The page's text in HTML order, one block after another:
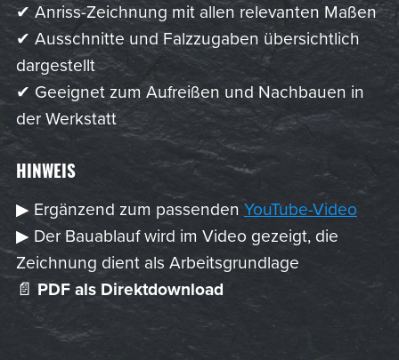
✔ Anriss-Zeichnung mit allen relevanten Maßen
✔ Ausschnitte und Falzzugaben übersichtlich
dargestellt
✔ Geeignet zum Aufreißen und Nachbauen in
der Werkstatt
HINWEIS
▶ Ergänzend zum passenden YouTube-Video
▶ Der Bauablauf wird im Video gezeigt, die
Zeichnung dient als Arbeitsgrundlage
📄 PDF als Direktdownload